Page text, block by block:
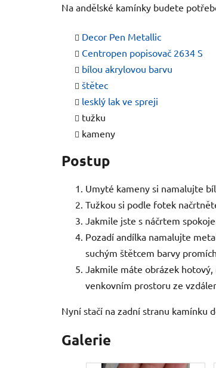
Na andělské kamínky budete
Decor Pen Metallic
Centropen popisovač 2634 S
bílou akrylovou barvu
štětec
lesklý lak ve spreji
tužku
kameny
Postup
Umyté kameny si namalujte
Tužkou si podle fotek
Jakmile jste s náčrtem
Pozadí andílka namalujte
suchým štětcem barvy
Jakmile máte obrázek hotový,
venkovním prostoru ze
Nyní stačí na zadní stranu kamínku
Galerie